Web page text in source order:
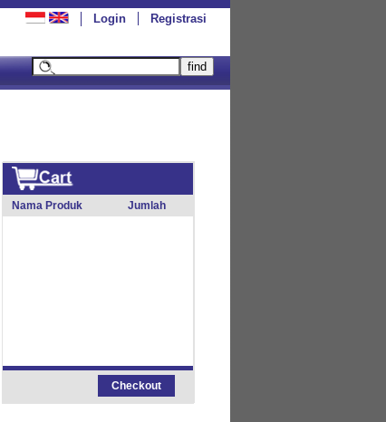
Login Registrasi
Nama Produk Jumlah
Checkout